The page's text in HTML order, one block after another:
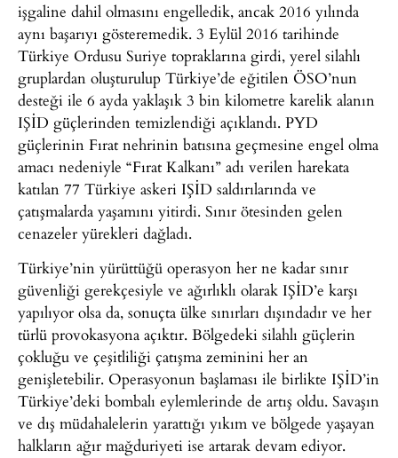
işgaline dahil olmasını engelledik, ancak 2016 yılında
aynı başarıyı gösteremedik. 3 Eylül 2016 tarihinde
Türkiye Ordusu Suriye topraklarına girdi, yerel silahlı
gruplardan oluşturulup Türkiye’de eğitilen ÖSO’nun
desteği ile 6 ayda yaklaşık 3 bin kilometre karelik alanın
IŞİD güçlerinden temizlendiği açıklandı. PYD
güçlerinin Fırat nehrinin batısına geçmesine engel olma
amacı nedeniyle “Fırat Kalkanı” adı verilen harekata
katılan 77 Türkiye askeri IŞİD saldırılarında ve
çatışmalarda yaşamını yitirdi. Sınır ötesinden gelen
cenazeler yürekleri dağladı.
Türkiye’nin yürüttüğü operasyon her ne kadar sınır
güvenliği gerekçesiyle ve ağırlıklı olarak IŞİD’e karşı
yapılıyor olsa da, sonuçta ülke sınırları dışındadır ve her
türlü provokasyona açıktır. Bölgedeki silahlı güçlerin
çokluğu ve çeşitliliği çatışma zeminini her an
genişletebilir. Operasyonun başlaması ile birlikte IŞİD’in
Türkiye’deki bombalı eylemlerinde de artış oldu. Savaşın
ve dış müdahalelerin yarattığı yıkım ve bölgede yaşayan
halkların ağır mağduriyeti ise artarak devam ediyor.